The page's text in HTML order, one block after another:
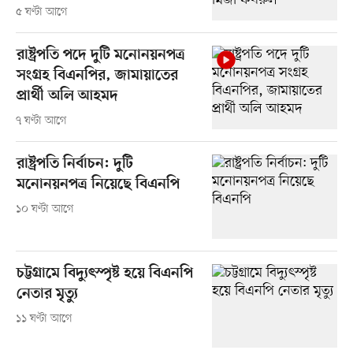
৫ ঘণ্টা আগে
রাষ্ট্রপতি পদে দুটি মনোনয়নপত্র
সংগ্রহ বিএনপির, জামায়াতের
প্রার্থী অলি আহমদ
৭ ঘণ্টা আগে
রাষ্ট্রপতি নির্বাচন: দুটি
মনোনয়নপত্র নিয়েছে বিএনপি
১০ ঘণ্টা আগে
চট্টগ্রামে বিদ্যুৎস্পৃষ্ট হয়ে বিএনপি
নেতার মৃত্যু
১১ ঘণ্টা আগে